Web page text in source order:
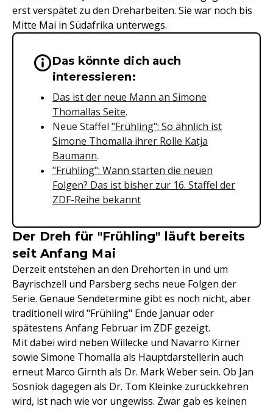
erst verspätet zu den Dreharbeiten. Sie war noch bis
Mitte Mai in Südafrika unterwegs.
Wichtige Hinweise &
Das könnte dich auch
interessieren:
Das ist der neue Mann an Simone
Thomallas Seite.
Neue Staffel "Frühling": So ähnlich ist
Simone Thomalla ihrer Rolle Katja
Baumann.
"Frühling": Wann starten die neuen
Folgen? Das ist bisher zur 16. Staffel der
ZDF-Reihe bekannt
Der Dreh für "Frühling" läuft bereits
seit Anfang Mai
Derzeit entstehen an den Drehorten in und um
Bayrischzell und Parsberg sechs neue Folgen der
Serie. Genaue Sendetermine gibt es noch nicht, aber
traditionell wird "Frühling" Ende Januar oder
spätestens Anfang Februar im ZDF gezeigt.
Mit dabei wird neben Willecke und Navarro Kirner
sowie Simone Thomalla als Hauptdarstellerin auch
erneut Marco Girnth als Dr. Mark Weber sein. Ob Jan
Sosniok dagegen als Dr. Tom Kleinke zurückkehren
wird, ist nach wie vor ungewiss. Zwar gab es keinen